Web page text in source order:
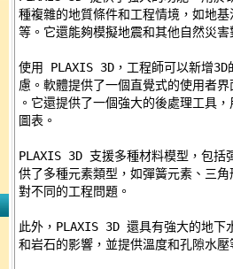
種複雜的地質條件和工程情境，如地
等。它還能夠模擬地震和其他自然災
使用 PLAXIS 3D，工程師可以新增
慮。軟體提供了一個直覺式的使用者
。它還提供了一個強大的後處理工具
圖表。
PLAXIS 3D 支援多種材料模型，包
供了多種元素類型，如彈簧元素、三
對不同的工程問題。
此外，PLAXIS 3D 還具有強大的地
和岩石的影響，並提供溫度和孔隙水